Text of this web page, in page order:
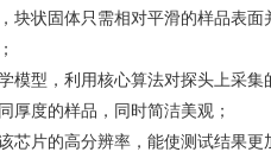
块状固体只需相对平滑的样品表
模型，利用核心算法对探头上采集
厚度的样品，同时简洁美观；
芯片的高分辨率，能使测试结果更